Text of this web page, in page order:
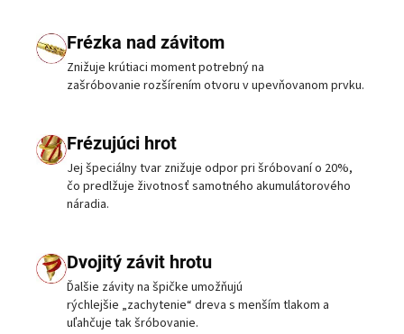
Frézka nad závitom
Znižuje krútiaci moment potrebný na
zašróbovanie rozšírením otvoru v upevňovanom prvku.
Frézujúci hrot
Jej špeciálny tvar znižuje odpor pri šróbovaní o 20%,
čo predlžuje životnosť samotného akumulátorového
náradia.
Dvojitý závit hrotu
Ďalšie závity na špičke umožňujú
rýchlejšie „zachytenie“ dreva s menším tlakom a
uľahčuje tak šróbovanie.